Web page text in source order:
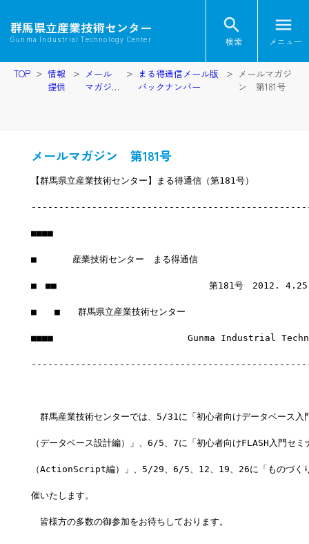
群馬県立産業技術センター
Gunma Industrial Technology Center
search
検索
menu
メニュー
TOP
情報
提供
メール
マガジ
まる得通信メール版
バックナンバー
メールマガジ
ン 第181号
メールマガジン 第181号
【群馬県立産業技術センター】まる得通信（第181号）
■■■■
■　　　　産業技術センター　まる得通信
■　■■　　　　　　　　　　　　　　　　　第181号　2012. 4.25
■　　■　　群馬県立産業技術センター
■■■■　　　　　　　　　　　　　　　Gunma Industrial
群馬産業技術センターでは、5/31に「初心者向けデータベース入
（データベース設計編）」、6/5、7に「初心者向けFLASH入門セミ
（ActionScript編）」、5/29、6/5、12、19、26に「ものづく
催いたします。
皆様方の多数の御参加をお待ちしております。